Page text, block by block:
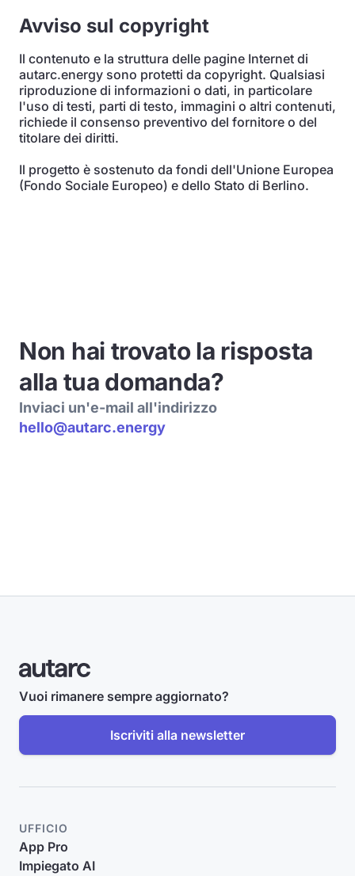
Avviso sul copyright
Il contenuto e la struttura delle pagine Internet di
autarc.energy sono protetti da copyright. Qualsiasi
riproduzione di informazioni o dati, in particolare
l'uso di testi, parti di testo, immagini o altri contenuti,
richiede il consenso preventivo del fornitore o del
titolare dei diritti.
Il progetto è sostenuto da fondi dell'Unione Europea
(Fondo Sociale Europeo) e dello Stato di Berlino.
Non hai trovato la risposta
alla tua domanda?
Inviaci un'e-mail all'indirizzo
hello@autarc.energy
Vuoi rimanere sempre aggiornato?
Iscriviti alla newsletter
UFFICIO
App Pro
Impiegato AI